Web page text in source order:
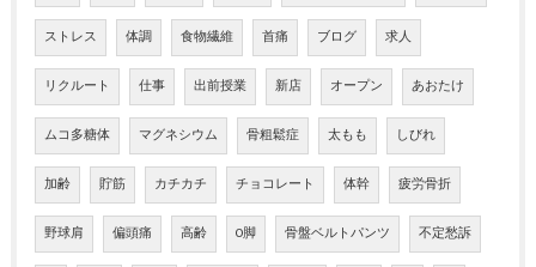
ストレス 体調 食物繊維 首痛 ブログ 求人
リクルート 仕事 出前授業 新店 オープン あおたけ
ムコ多糖体 マグネシウム 骨粗鬆症 太もも しびれ
加齢 貯筋 カチカチ チョコレート 体幹 疲労骨折
野球肩 偏頭痛 高齢 O脚 骨盤ベルトパンツ 不定愁訴